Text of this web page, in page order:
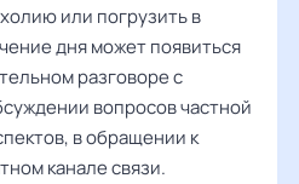
или погрузить в
дня может появиться
разговоре с
вопросов частной
в обращении к
канале связи.